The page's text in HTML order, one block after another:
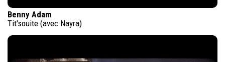
Benny Adam
Tit'souite (avec Nayra)